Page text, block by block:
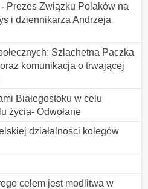
Prezes Związku Polaków na
i dziennikarza Andrzeja
Szlachetna Paczka
komunikacja o trwającej
Białegostoku w celu
życia- Odwołane
działalności kolegów
celem jest modlitwa w